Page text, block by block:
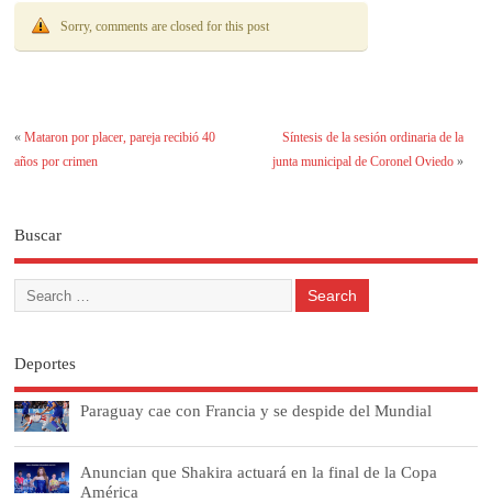
Sorry, comments are closed for this post
«Mataron por placer, pareja recibió 40
años por crimen
Síntesis de la sesión ordinaria de la
junta municipal de Coronel Oviedo»
Buscar
Deportes
Paraguay cae con Francia y se despide del Mundial
Anuncian que Shakira actuará en la final de la Copa
América